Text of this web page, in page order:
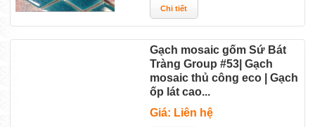
Gạch mosaic gốm Sứ Bát
Tràng Group #53| Gạch
mosaic thủ công eco | Gạch
ốp lát cao...
Giá: Liên hệ